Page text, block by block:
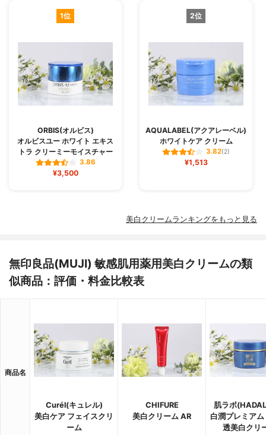
1位
ORBIS(オルビス)
オルビスユー ホワイト エキス
トラ クリーミーモイスチャー
3.86
¥3,500
2位
AQUALABEL(アクアレーベル)
ホワイトケア クリーム
3.82(2)
¥1,513
美白クリームランキングをもっと見る
無印良品(MUJI) 敏感肌用薬用美白クリームの類
似商品：評価・料金比較表
商品名
Curél(キュレル)
美白ケア フェイスクリ
ーム
CHIFURE
美白クリーム AR
肌ラボ
白潤プレミアム
透美白クリ